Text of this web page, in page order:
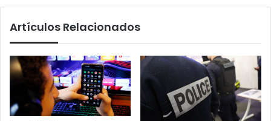
Artículos Relacionados